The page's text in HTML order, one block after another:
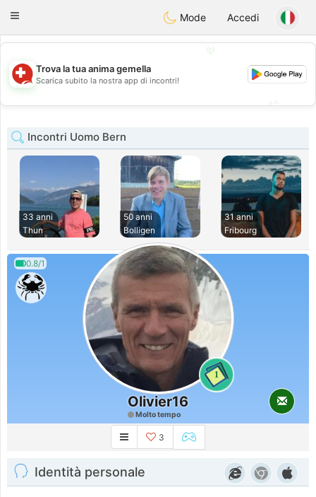
Suissi
Toggle
Mode Accedi
💖
💕
Trova la tua anima gemella
Scarica subito la nostra app di incontri!
Incontri Uomo Bern
33 anni
Thun
50 anni
Bolligen
31 anni
Fribourg
0.8/1
1
Olivier16
Molto tempo
3
Identità personale